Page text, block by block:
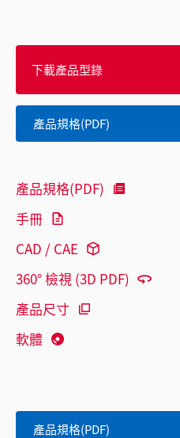
下載產品型錄
產品規格(PDF)
產品規格(PDF)
手冊
CAD / CAE
360° 檢視 (3D PDF)
產品尺寸
軟體
產品規格(PDF)